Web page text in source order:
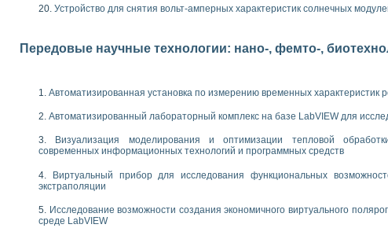
Устройство для снятия вольт-амперных характеристик солнечных
Передовые научные технологии: нано-, фемто-,
Автоматизированная установка по измерению временных характеристик
Автоматизированный лабораторный комплекс на базе LabVIEW для
Визуализация моделирования и оптимизации тепловой
современных информационных технологий и программных средств
Виртуальный прибор для исследования функциональных
экстраполяции
Исследование возможности создания экономичного виртуального
среде LabVIEW